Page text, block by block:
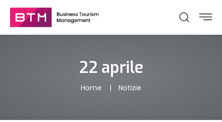
22 aprile
Home Notizie